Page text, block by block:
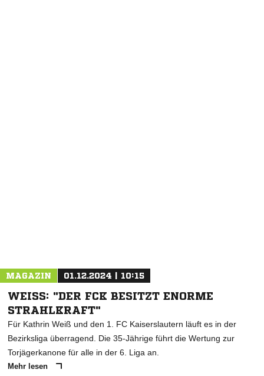
MAGAZIN 01.12.2024 | 10:15
WEISS: "DER FCK BESITZT ENORME S
TRAHLKRAFT"
Für Kathrin Weiß und den 1. FC Kaiserslautern läuft es in der
Bezirksliga überragend. Die 35-Jährige führt die Wertung zur
Torjägerkanone für alle in der 6. Liga an.
Mehr lesen